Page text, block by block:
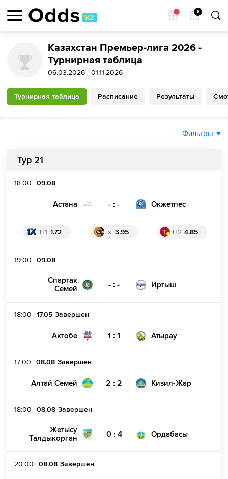
8
Казахстан Премьер-лига 2026 -
Турнирная таблица
06.03.2026—01.11.2026
Турнирная таблица Расписание Результаты
Фильтры
Тур 21
18:00 09.08
Астана - : - Окжетпес
1.72
П1 3.95
x 4.85
П2
19:00 09.08
Спартак
Семей
- : - Иртыш
18:00 17.05 Завершен
Актобе 1 : 1 Атырау
17:00 08.08 Завершен
Алтай Семей 2 : 2 Кизил-Жар
18:00 08.08 Завершен
Жетысу
Талдыкорган
0 : 4 Ордабасы
20:00 08.08 Завершен